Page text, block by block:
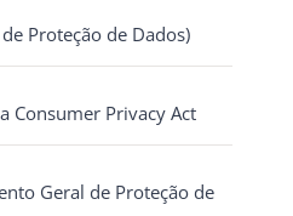
Proteção de Dados)
Consumer Privacy Act
Geral de Proteção de